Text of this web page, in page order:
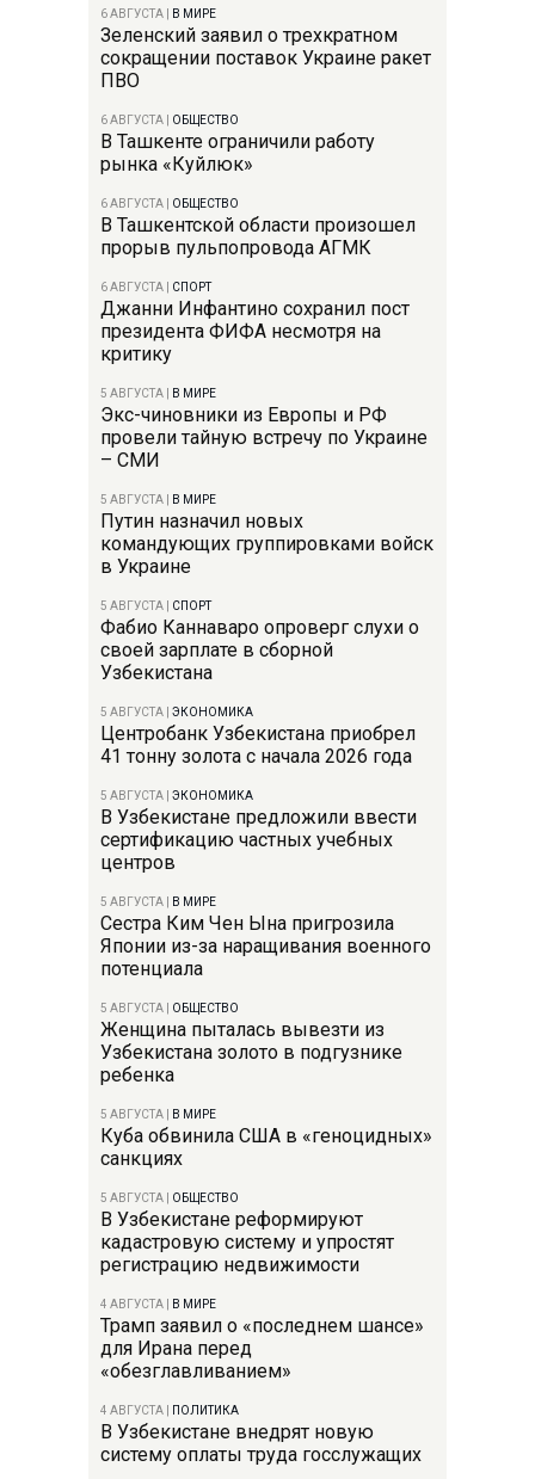
6 АВГУСТА В МИРЕ
Зеленский заявил о трехкратном
сокращении поставок Украине ракет
ПВО
6 АВГУСТА ОБЩЕСТВО
В Ташкенте ограничили работу
рынка «Куйлюк»
6 АВГУСТА ОБЩЕСТВО
В Ташкентской области произошел
прорыв пульпопровода АГМК
6 АВГУСТА СПОРТ
Джанни Инфантино сохранил пост
президента ФИФА несмотря на
критику
5 АВГУСТА В МИРЕ
Экс-чиновники из Европы и РФ
провели тайную встречу по Украине
– СМИ
5 АВГУСТА В МИРЕ
Путин назначил новых
командующих группировками войск
в Украине
5 АВГУСТА СПОРТ
Фабио Каннаваро опроверг слухи о
своей зарплате в сборной
Узбекистана
5 АВГУСТА ЭКОНОМИКА
Центробанк Узбекистана приобрел
41 тонну золота с начала 2026 года
5 АВГУСТА ЭКОНОМИКА
В Узбекистане предложили ввести
сертификацию частных учебных
центров
5 АВГУСТА В МИРЕ
Сестра Ким Чен Ына пригрозила
Японии из-за наращивания военного
потенциала
5 АВГУСТА ОБЩЕСТВО
Женщина пыталась вывезти из
Узбекистана золото в подгузнике
ребенка
5 АВГУСТА В МИРЕ
Куба обвинила США в «геноцидных»
санкциях
5 АВГУСТА ОБЩЕСТВО
В Узбекистане реформируют
кадастровую систему и упростят
регистрацию недвижимости
4 АВГУСТА В МИРЕ
Трамп заявил о «последнем шансе»
для Ирана перед
«обезглавливанием»
4 АВГУСТА ПОЛИТИКА
В Узбекистане внедрят новую
систему оплаты труда госслужащих